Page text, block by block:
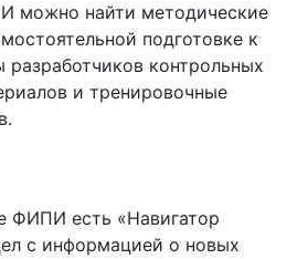
можно найти методические
подготовке к
разработчиков контрольных
и тренировочные
ФИПИ есть «Навигатор
с информацией о новых